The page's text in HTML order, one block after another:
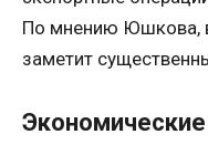
По мнению Юшкова,
заметит